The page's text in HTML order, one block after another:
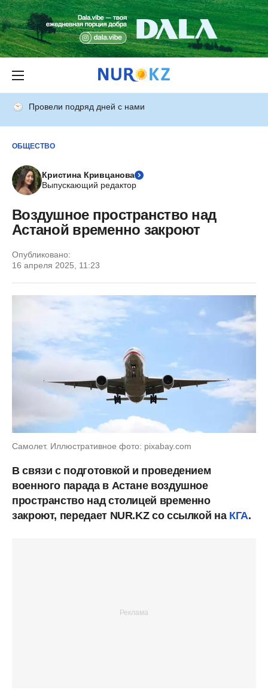
Провели подряд дней с нами
ОБЩЕСТВО
Кристина Кривцанова
Выпускающий редактор
Воздушное пространство над
Астаной временно закроют
Опубликовано:
16 апреля 2025, 11:23
Самолет. Иллюстративное фото: pixabay.com
В связи с подготовкой и проведением
военного парада в Астане воздушное
пространство над столицей временно
закроют, передает NUR.KZ со ссылкой на КГА.